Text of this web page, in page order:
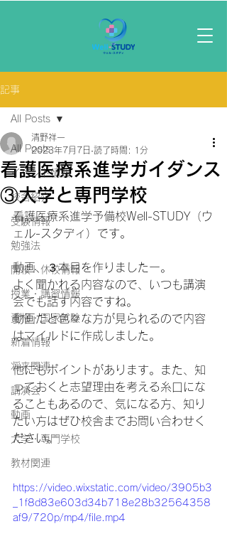
記事
All Posts
イベント情報
校舎紹介
受験情報
勉強法
開校・休校情報
授業・講習情報
資格・国家試験
新着情報
将来関連
講演会
動画
大学・専門学校
教材関連
All Posts
看護医療系進学ガイダンス
③大学と専門学校
清野祥一
2023年7月7日 読了時間: 1分
看護医療系進学予備校Well-STUDY（ウ
ェル-スタディ）です。
動画、３本目を作りましたー。
よく聞かれる内容なので、いつも講演
会でも話す内容ですね。
動画だと色々な方が見られるので内容
はマイルドに作成しました。
他にもポイントがあります。また、知
っておくと志望理由を考える糸口にな
ることもあるので、気になる方、知り
たい方はぜひ校舎までお問い合わせく
ださい。
https://video.wixstatic.com/video/3905b3
_1f8d83e603d34b718e28b32564358
af9/720p/mp4/file.mp4